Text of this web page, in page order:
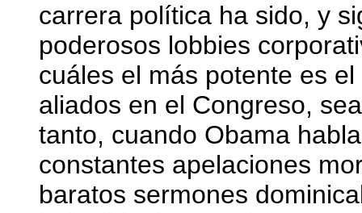
carrera política ha sido, y
poderosos lobbies
cuáles el más potente es
aliados en el Congreso,
tanto, cuando Obama
constantes apelaciones
baratos sermones